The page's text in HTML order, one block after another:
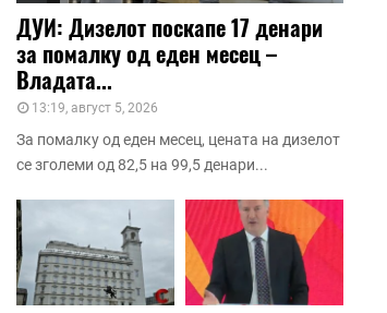
ДУИ: Дизелот поскапе 17 денари
за помалку од еден месец –
Владата...
13:19, август 5, 2026
За помалку од еден месец, цената на дизелот
се зголеми од 82,5 на 99,5 денари...